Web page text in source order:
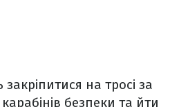
на тросі за
безпеки та йти